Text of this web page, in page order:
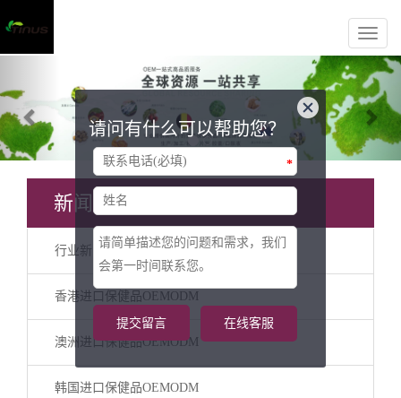
新闻分类
行业新闻
香港进口保健品OEMODM
澳洲进口保健品OEMODM
韩国进口保健品OEMODM
请问有什么可以帮助您？
*
提交留言 在线客服